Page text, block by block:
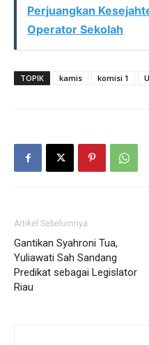
Perjuangkan
Operator Sekolah
TOPIK kamis komisi 1
Artikel Sebelumnya
Gantikan Syahroni Tua,
Yuliawati Sah Sandang
Predikat sebagai Legislator
Riau